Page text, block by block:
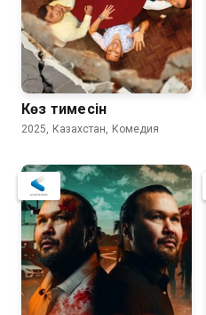
Көз тимесін
2025, Казахстан, Комедия